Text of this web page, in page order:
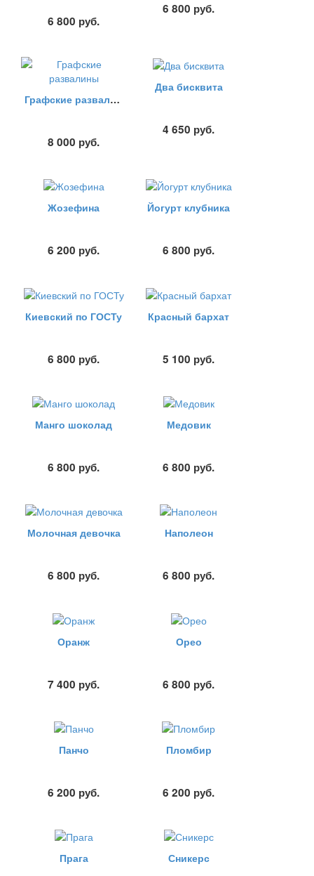
6 800 руб.
6 800 руб.
Графские развалины
8 000 руб.
Два бисквита
4 650 руб.
Жозефина
6 200 руб.
Йогурт клубника
6 800 руб.
Киевский по ГОСТу
6 800 руб.
Красный бархат
5 100 руб.
Манго шоколад
6 800 руб.
Медовик
6 800 руб.
Молочная девочка
6 800 руб.
Наполеон
6 800 руб.
Оранж
7 400 руб.
Орео
6 800 руб.
Панчо
6 200 руб.
Пломбир
6 200 руб.
Прага Сникерс